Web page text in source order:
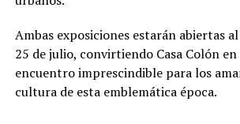
Ambas exposiciones estarán abiertas
25 de julio, convirtiendo Casa Colón
encuentro imprescindible para los
cultura de esta emblemática época.